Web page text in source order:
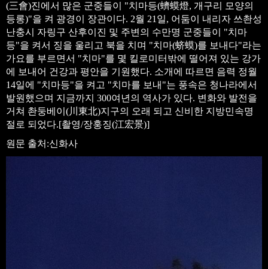
(三會)진에서 많은 군중들이 "치마등(蠐蟆燈, 개구리 모양의
등롱)"을 켜 광경이 장관이다. 2월 21일, 어둠이 내리자 쓰촨성
난충시 자링구 산후이진 및 주변의 수만명 군중들이 "치마
등"을 켜서 징을 울리고 북을 치며 "치마(蛴蟆)를 보내다"라는
가요를 부르면서 "치마"를 몇 킬로미터밖에 떨어져 있는 강가
에 보내어 건강과 평안을 기원했다. 소개에 따르면 음력 정월
14일에 "치마등"을 켜고 "치마를 보내"는 풍속은 청나라에서
발원했으며 지금까지 300여년의 역사가 있다. 변화와 발전을
거쳐 촨둥베이(川東北)지구의 오래 되고 신비한 지방민속명
절로 되었다.[촬영/장훙징(江宏景)]
원문 출처:신화사